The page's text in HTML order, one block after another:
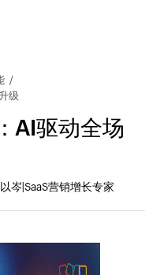
/
级
AI驱动全场
岑|SaaS营销增长专家